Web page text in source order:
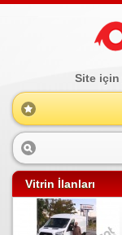
Site için
Vitrin İlanları